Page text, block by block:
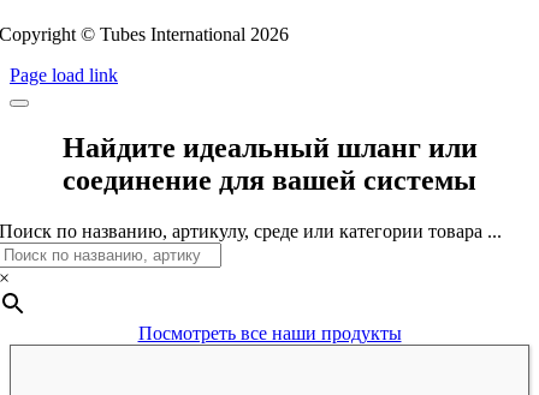
Copyright © Tubes International 2026
Page load link
Найдите идеальный шланг или
соединение для вашей системы
Поиск по названию, артикулу, среде или категории товара ...
×
Посмотреть все наши продукты